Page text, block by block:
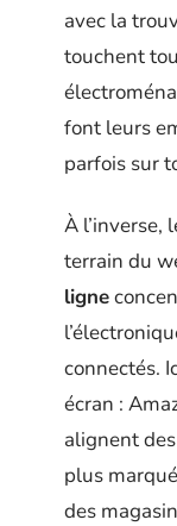
avec la
touchent
font leurs
parfois sur
À l’inverse,
terrain du
ligne
connectés.
écran :
alignent des
plus
des